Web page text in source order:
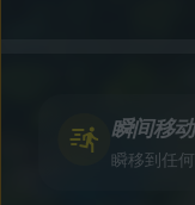
瞬间移动
瞬移到任